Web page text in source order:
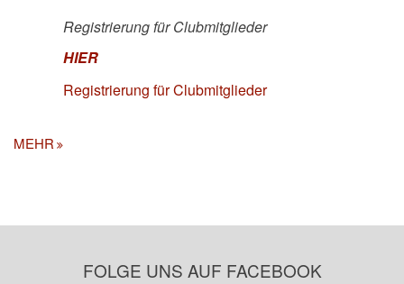
Registrierung für Clubmitglieder
HIER
Registrierung für Clubmitglieder
MEHR
FOLGE UNS AUF FACEBOOK